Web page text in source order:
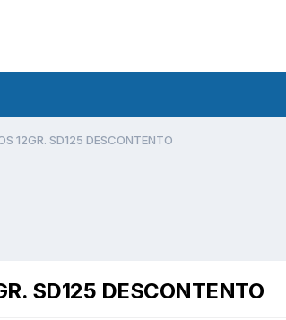
12GR. SD125 DESCONTENTO
SD125 DESCONTENTO